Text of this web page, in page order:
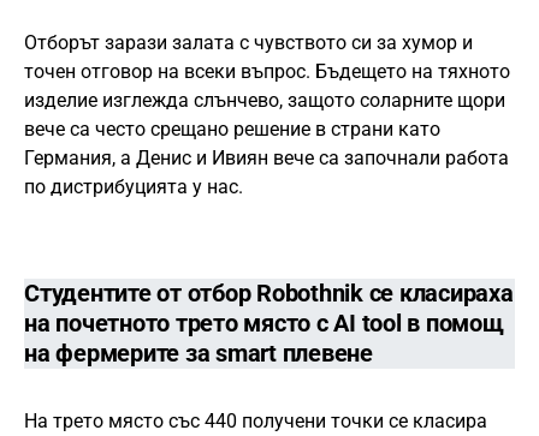
Отборът зарази залата с чувството си за хумор и
точен отговор на всеки въпрос. Бъдещето на тяхното
изделие изглежда слънчево, защото соларните щори
вече са често срещано решение в страни като
Германия, а Денис и Ивиян вече са започнали работа
по дистрибуцията у нас.
Студентите от отбор Robothnik се класираха
на почетното трето място с AI tool в помощ
на фермерите за smart плевене
На трето място със 440 получени точки се класира